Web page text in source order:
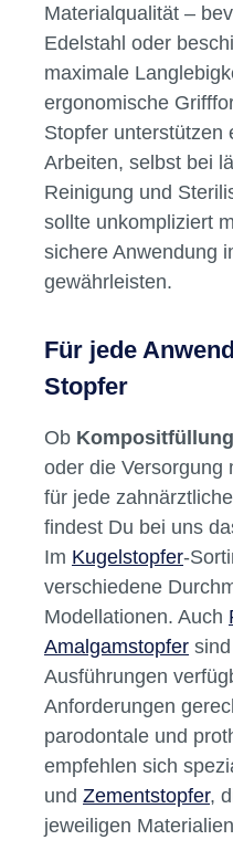
Materialqualität –
Edelstahl oder
maximale
ergonomische
Stopfer unterstützen
Arbeiten, selbst bei
Reinigung und
sollte unkompliziert
sichere Anwendung
gewährleisten.
Für jede
Stopfer
Ob Kompositfüllung
oder die Versorgung
für jede
findest Du bei uns
Im Kugelstopfer-
verschiedene
Modellationen. Auch
Amalgamstopfer
Ausführungen
Anforderungen
parodontale und
empfehlen sich
und Zementstopfer,
jeweiligen